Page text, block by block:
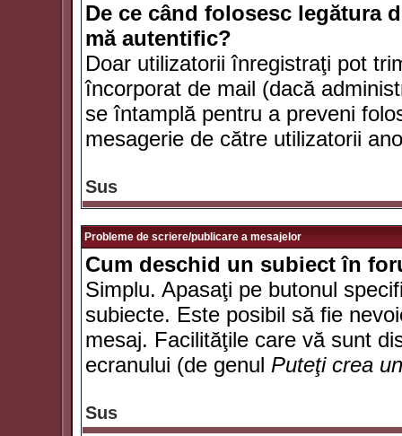
De ce când folosesc legătura
mă autentific?
Doar utilizatorii înregistraţi pot
încorporat de mail (dacă
se întamplă pentru a preveni
mesagerie de către utilizatorii
Sus
Probleme de scriere/publicare a mesajelor
Cum deschid un subiect în
Simplu. Apasaţi pe butonul
subiecte. Este posibil să fie
mesaj. Facilităţile care vă sunt
ecranului (de genul Puteţi crea
Sus